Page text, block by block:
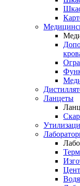
Ланцеты